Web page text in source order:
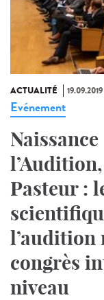
ACTUALITÉ 19.09.2019
Evénement
Pasteur :
l’audition
congrès
niveau